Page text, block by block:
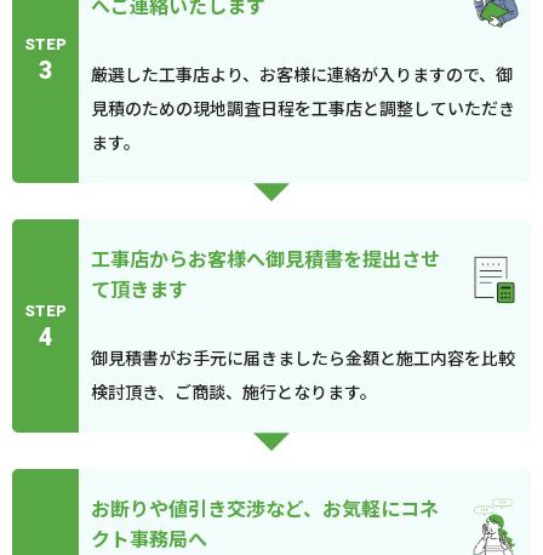
STEP
3
厳選した工事店より、お客様に連絡が入りますので、御
見積のための現地調査日程を工事店と調整していただき
ます。
STEP
4
工事店からお客様へ御見積書を提出させ
て頂きます
御見積書がお手元に届きましたら金額と施工内容を比較
検討頂き、ご商談、施行となります。
お断りや値引き交渉など、お気軽にコネ
クト事務局へ